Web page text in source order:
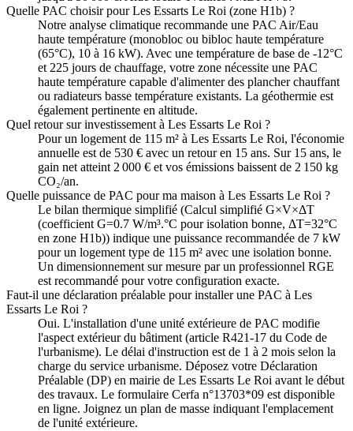
Quelle PAC choisir pour Les Essarts Le Roi (zone H1b) ?
Notre analyse climatique recommande une PAC Air/Eau
haute température (monobloc ou bibloc haute température
(65°C), 10 à 16 kW). Avec une température de base de -12°C
et 225 jours de chauffage, votre zone nécessite une PAC
haute température capable d'alimenter des plancher chauffant
ou radiateurs basse température existants. La géothermie est
également pertinente en altitude.
Quel retour sur investissement à Les Essarts Le Roi ?
Pour un logement de 115 m² à Les Essarts Le Roi, l'économie
annuelle est de 530 € avec un retour en 15 ans. Sur 15 ans, le
gain net atteint 2 000 € et vos émissions baissent de 2 150 kg
CO₂/an.
Quelle puissance de PAC pour ma maison à Les Essarts Le Roi ?
Le bilan thermique simplifié (Calcul simplifié G×V×ΔT
(coefficient G=0.7 W/m³.°C pour isolation bonne, ΔT=32°C
en zone H1b)) indique une puissance recommandée de 7 kW
pour un logement type de 115 m² avec une isolation bonne.
Un dimensionnement sur mesure par un professionnel RGE
est recommandé pour votre configuration exacte.
Faut-il une déclaration préalable pour installer une PAC à Les
Essarts Le Roi ?
Oui. L'installation d'une unité extérieure de PAC modifie
l'aspect extérieur du bâtiment (article R421-17 du Code de
l'urbanisme). Le délai d'instruction est de 1 à 2 mois selon la
charge du service urbanisme. Déposez votre Déclaration
Préalable (DP) en mairie de Les Essarts Le Roi avant le début
des travaux. Le formulaire Cerfa n°13703*09 est disponible
en ligne. Joignez un plan de masse indiquant l'emplacement
de l'unité extérieure.